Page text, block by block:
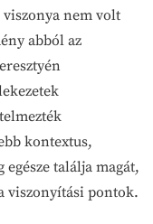
viszonya nem volt
abból az
kontextus,
találja magát,
viszonyítási pontok.